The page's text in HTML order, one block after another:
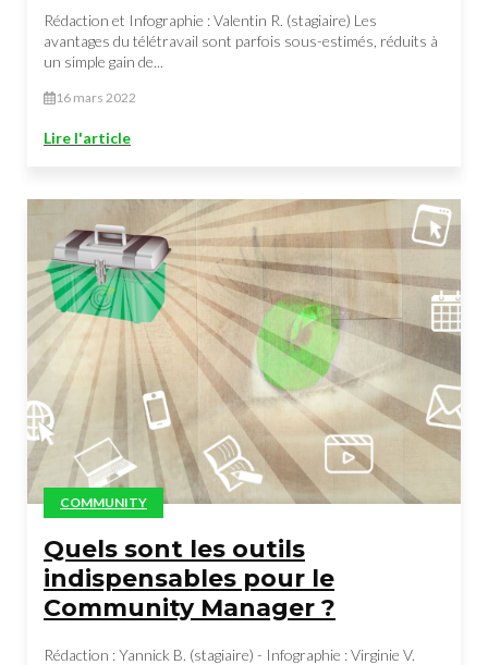
Rédaction et Infographie : Valentin R. (stagiaire) Les
avantages du télétravail sont parfois sous-estimés, réduits à
un simple gain de...
16 mars 2022
Lire l'article
COMMUNITY
Quels sont les outils
indispensables pour le
Community Manager ?
Rédaction : Yannick B. (stagiaire) - Infographie : Virginie V.